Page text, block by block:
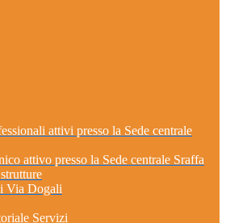
attivi presso la Sede centrale
attivo presso la Sede centrale Sraffa
Via Dogali
Servizi